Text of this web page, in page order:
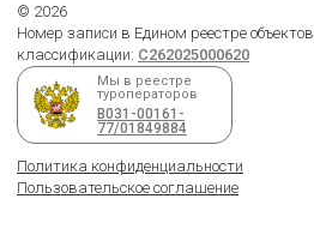
© 2026
Номер записи в Едином реестре объектов
классификации: С262025000620
Мы в реестре
туроператоров
В031-00161-
77/01849884
Политика конфиденциальности
Пользовательское соглашение